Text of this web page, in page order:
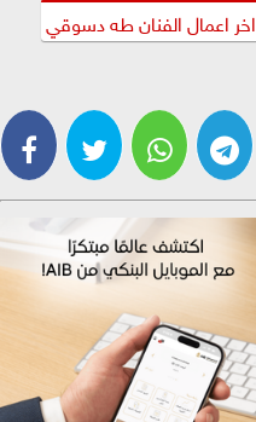
اخر اعمال الفنان طه دسوقي